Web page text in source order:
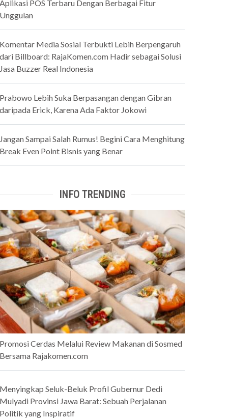
POS Terbaru Dengan Berbagai Fitur
Media Sosial Terbukti Lebih Berpengaruh
Billboard: RajaKomen.com Hadir sebagai Solusi
Buzzer Real Indonesia
Lebih Suka Berpasangan dengan Gibran
Erick, Karena Ada Faktor Jokowi
Sampai Salah Rumus! Begini Cara Menghitung
Even Point Bisnis yang Benar
INFO TRENDING
Cerdas Melalui Review Makanan di Sosmed
Rajakomen.com
Seluk-Beluk Profil Gubernur Dedi
Provinsi Jawa Barat: Sebuah Perjalanan
yang Inspiratif